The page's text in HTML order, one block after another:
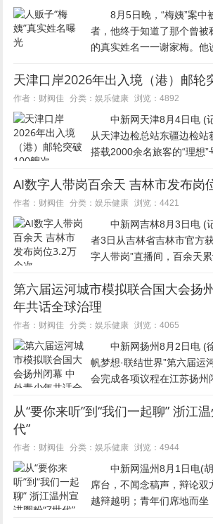
8月5日晚，“梅姨”案中
者，他终于知道了那个曾被
的真实姓名一一谢家梅。他
面明确写着“嫌疑人谢家
说起被拐的经过，钟...
天津口岸2026年出入境（港）邮轮
作者：财阀佳 分类：娱乐健康 浏览：4892
中新网天津8月4日电 (
从天津边检总站东疆边检站
搭载2000余名旅客的“理想
已突破100艘次，邮轮经济
AI数字人带岗百余天 吉林市发布岗
作者：财阀佳 分类：娱乐健康 浏览：4421
中新网吉林8月3日电 (
者3日从吉林省吉林市官方
字人带岗”直播间，百余天
人与真人主播协同互补，推
实现“双...
第六届运河城市模拟联合国大会扬
年共话全球治理
作者：财阀佳 分类：娱乐健康 浏览：4065
中新网扬州8月2日电 (徐
帆梦想·联结世界”第六届运
会完成各项议程在江苏扬州
会完成各项议程在江苏扬州
从“要你来听”到“我们一起聊” 浙江
代”
作者：财阀佳 分类：娱乐健康 浏览：4944
中新网温州8月1日电(胡
席台，不闻念稿声，辩论
越辩越明；青年们席地而坐